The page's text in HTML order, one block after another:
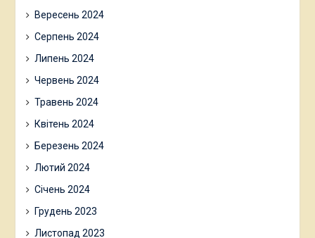
Вересень 2024
Серпень 2024
Липень 2024
Червень 2024
Травень 2024
Квітень 2024
Березень 2024
Лютий 2024
Січень 2024
Грудень 2023
Листопад 2023